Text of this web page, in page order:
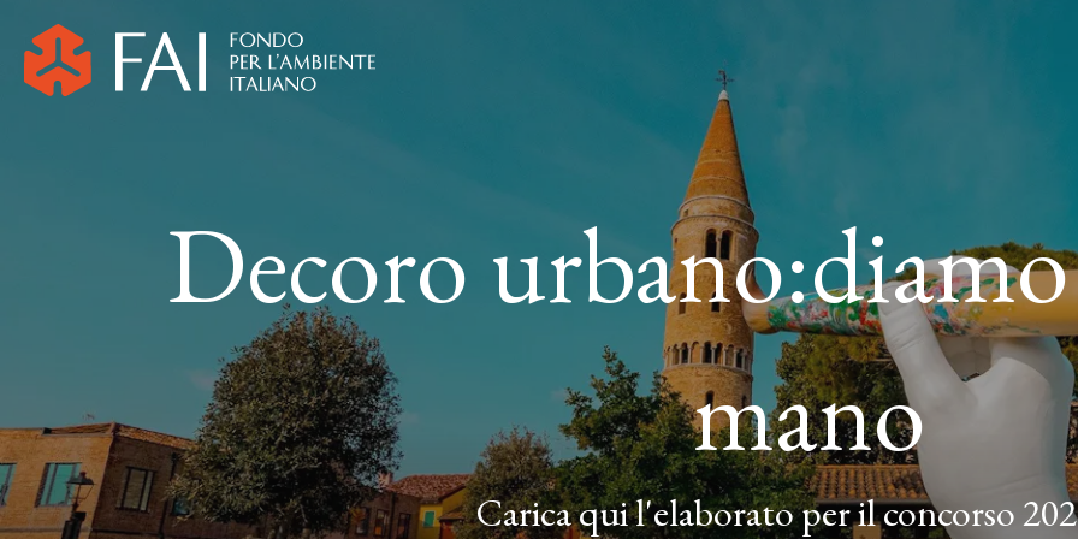
Decoro
mano
Carica qui l'elaborato per il concorso